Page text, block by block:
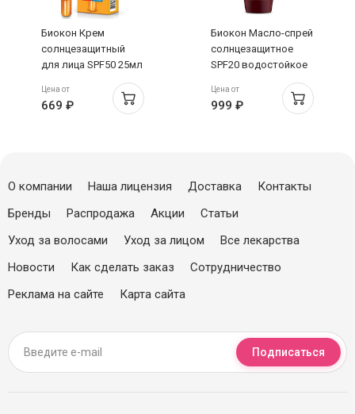
Биокон Крем
солнцезащитный
для лица SPF50 25мл
Цена от
669 ₽
Биокон Масло-спрей
солнцезащитное
SPF20 водостойкое
160мл
Цена от
999 ₽
О компании Наша лицензия Доставка
Контакты
Бренды
Распродажа Акции
Статьи
Уход за волосами
Уход за лицом
Все лекарства
Новости
Как сделать заказ
Сотрудничество
Реклама на сайте
Карта сайта
Подписаться